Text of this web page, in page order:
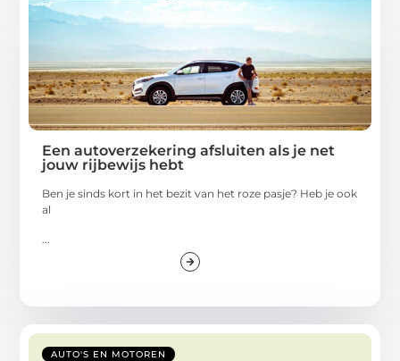
Een autoverzekering afsluiten als je net
jouw rijbewijs hebt
Ben je sinds kort in het bezit van het roze pasje? Heb je ook
al
AUTO'S EN MOTOREN